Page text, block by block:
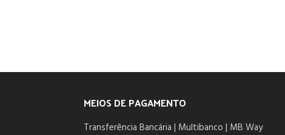
MEIOS DE PAGAMENTO
Transferência Bancária | Multibanco | MB Way